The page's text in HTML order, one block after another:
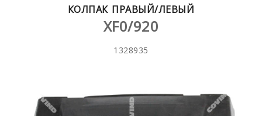
КОЛПАК ПРАВЫЙ/ЛЕВЫЙ
XF0/920
1328935